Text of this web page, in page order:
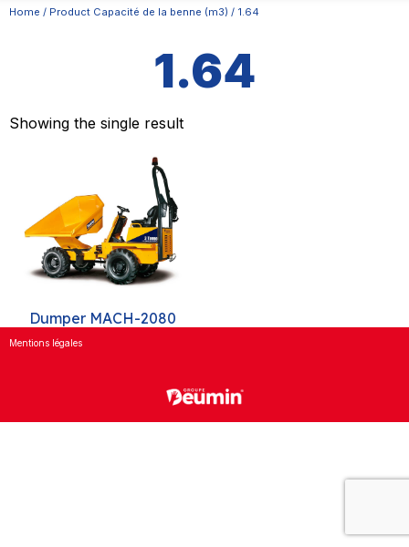
Home / Product Capacité de la benne (m3) / 1.64
1.64
Showing the single result
Dumper MACH-2080
Mentions légales